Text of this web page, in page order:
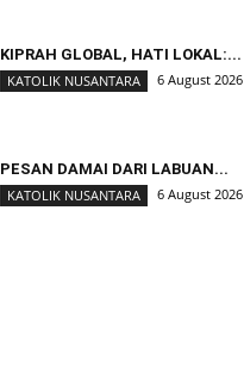
KIPRAH GLOBAL, HATI LOKAL:...
KATOLIK NUSANTARA
6 August 2026
PESAN DAMAI DARI LABUAN...
KATOLIK NUSANTARA
6 August 2026